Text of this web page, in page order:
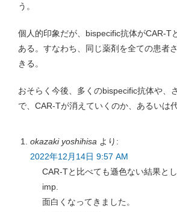
う。
個人的印象だが、bispecific抗体がCAR-T
ある。すなわち、同じ薬剤を全ての患者
きる。
おそらく今後、多くのbispecific抗体や、
で、CAR-Tが消えていくのか、あるいは
okazaki yoshihisa より:
2022年12月14日 9:57 AM
CAR-Tと比べても遜色ない結果と
imp.
面白くなってきました。